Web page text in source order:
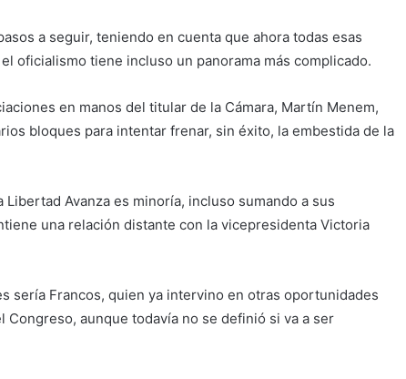
a seguir, teniendo en cuenta que ahora todas esas
oficialismo tiene incluso un panorama más complicado.
en manos del titular de la Cámara, Martín Menem,
bloques para intentar frenar, sin éxito, la embestida de la
Avanza es minoría, incluso sumando a sus
una relación distante con la vicepresidenta Victoria
sería Francos, quien ya intervino en otras oportunidades
Congreso, aunque todavía no se definió si va a ser